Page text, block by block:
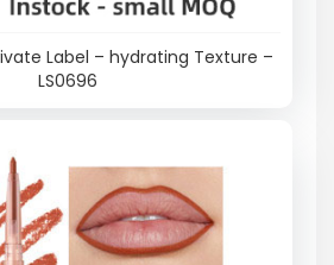
Label – hydrating Texture –
LS0696